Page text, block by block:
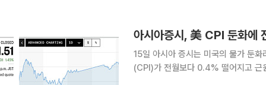
아시아증시, 美 CPI 둔화
15일 아시아 증시는 미국의 물가 둔
(CPI)가 전월보다 0.4% 떨어지고 근